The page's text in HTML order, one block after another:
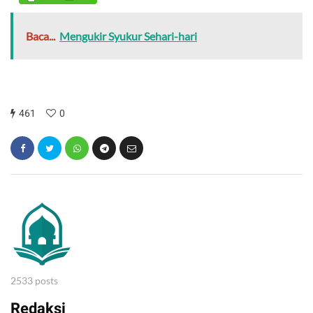
Baca... Mengukir Syukur Sehari-hari
461 0
2533 posts